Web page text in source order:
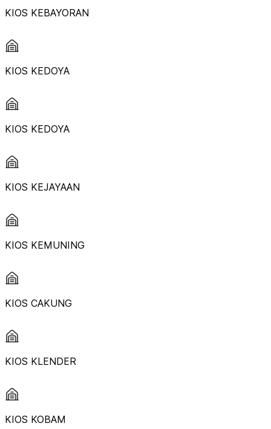
KIOS KEBAYORAN
KIOS KEDOYA
KIOS KEDOYA
KIOS KEJAYAAN
KIOS KEMUNING
KIOS CAKUNG
KIOS KLENDER
KIOS KOBAM